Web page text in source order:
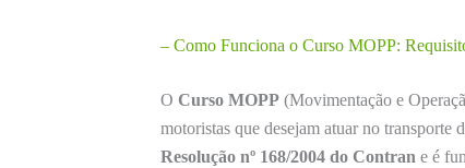
– Como Funciona o Curso MOPP:
O Curso MOPP (Movimentação e
motoristas que desejam atuar no transporte
Resolução nº 168/2004 do Contran e é